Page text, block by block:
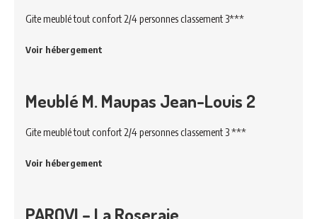
Gite meublé tout confort 2/4 personnes classement 3***
Voir hébergement
Meublé M. Maupas Jean-Louis 2
Gite meublé tout confort 2/4 personnes classement 3 ***
Voir hébergement
PAROVI – La Roseraie